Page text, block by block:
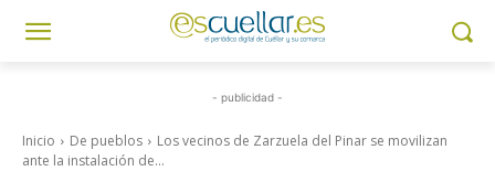
- publicidad -
Inicio De pueblos
Los vecinos de Zarzuela del Pinar se movilizan
ante la instalación de...